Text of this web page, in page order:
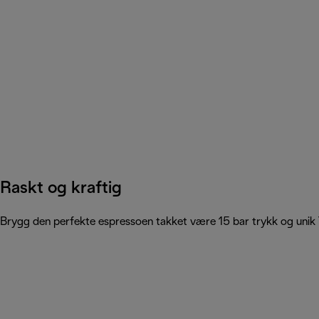
Raskt og kraftig
Brygg den perfekte espressoen takket være 15 bar trykk og